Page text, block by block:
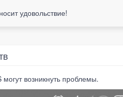
удовольствие!
возникнуть проблемы.